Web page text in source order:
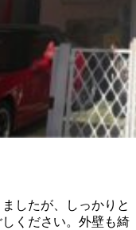
したが、しっかりと
ください。外壁も綺